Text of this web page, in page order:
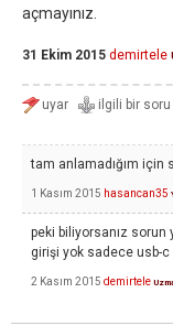
açmayınız.
31 Ekim 2015 demirtele
tam anlamadığım için
1 Kasım 2015 hasancan35
peki biliyorsanız sorun
girişi yok sadece usb-
2 Kasım 2015 demirtele